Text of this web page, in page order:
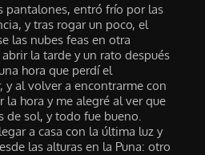
pantalones, entró frío por las
y tras rogar un poco, el
las nubes feas en otra
la tarde y un rato después
hora que perdí el
y al volver a encontrarme con
la hora y me alegré al ver que
de sol, y todo fue bueno.
a casa con la última luz y
las alturas en la Puna: otro